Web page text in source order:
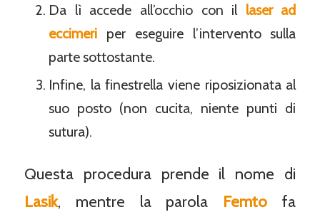
Da lì accede all’occhio con il laser ad
eccimeri per eseguire l’intervento sulla
parte sottostante.
Infine, la finestrella viene riposizionata al
suo posto (non cucita, niente punti di
sutura).
Questa procedura prende il nome di
Lasik, mentre la parola Femto fa